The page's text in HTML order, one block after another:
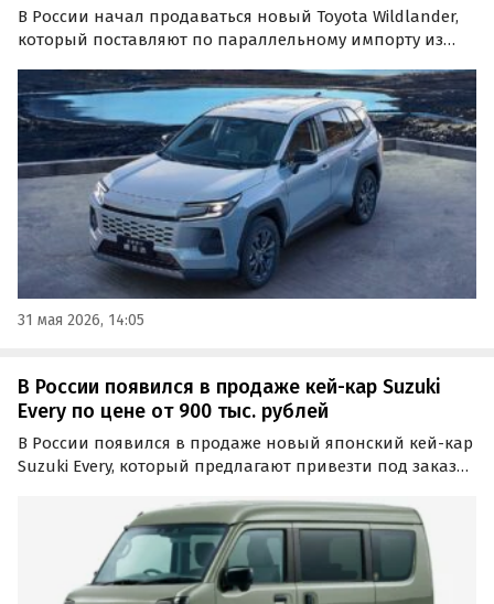
В России начал продаваться новый Toyota Wildlander,
который поставляют по параллельному импорту из
составляет на одном из классифайдов 3,7 млн рублей,
сообщает портал «Автоновости дня».
31 мая 2026, 14:05
В России появился в продаже кей-кар Suzuki
Every по цене от 900 тыс. рублей
В России появился в продаже новый японский кей-кар
Suzuki Every, который предлагают привезти под заказ
альтернативным схемам, а в числе доступных машин
есть версии с полным приводом, сообщает…